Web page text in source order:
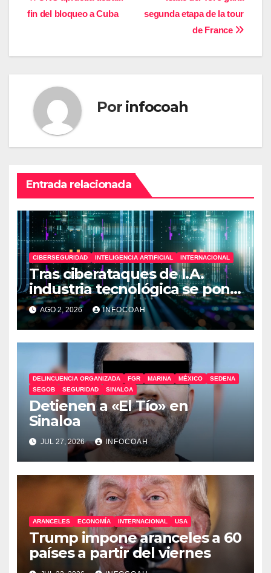
entradas
segunda etapa de la tour
de France
fin del bloqueo a Cuba
Por infocoah
Entrada relacionada
CIBERSEGURIDAD INTELIGENCIA ARTIFICIAL INTERNACIONAL
Tras ciberataques de I.A.
industria tecnológica se pone
en alerta
AGO 2, 2026 INFOCOAH
DELINCUENCIA ORGANIZADA FGR MARINA MÉXICO
SEDENA
SEGOB
SEGURIDAD SINALOA
Detienen a «El Tío» en
Sinaloa
JUL 27, 2026 INFOCOAH
ARANCELES ECONOMÍA INTERNACIONAL USA
Trump impone aranceles a 60
países a partir del viernes